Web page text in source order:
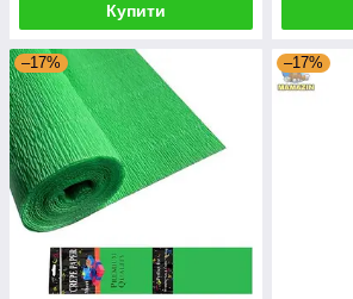
Купити
–17% –17%